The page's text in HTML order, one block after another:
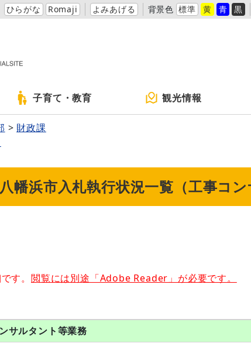
ひらがな Romaji よみあげる 背景色 標準 黄 青 黒
子育て・教育 観光情報
財政課
幡浜市入札執行状況一覧（工事コン
す。 閲覧には別途「Adobe Reader」が必要です。
サルタント等業務